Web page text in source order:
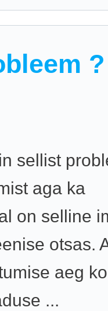
?
sellist
aga ka
on selline
otsas.
aeg
...